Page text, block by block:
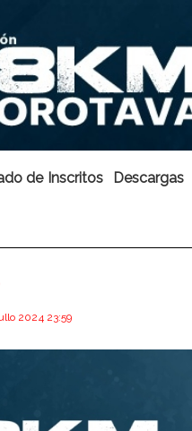
de Inscritos Descargas
2024 23:59